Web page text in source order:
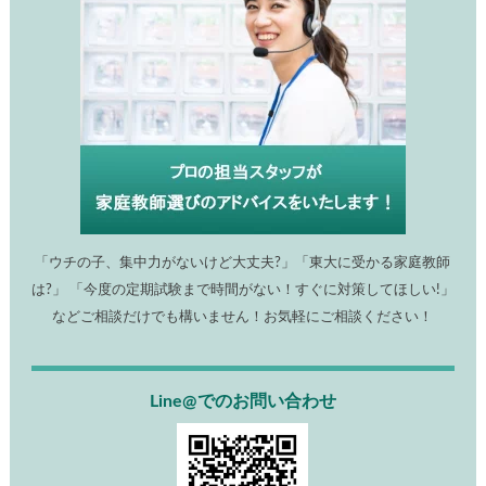
「ウチの子、集中力がないけど大丈夫?」「東大に受かる家庭教師
は?」 「今度の定期試験まで時間がない！すぐに対策してほしい!」
などご相談だけでも構いません！お気軽にご相談ください！
Line@でのお問い合わせ